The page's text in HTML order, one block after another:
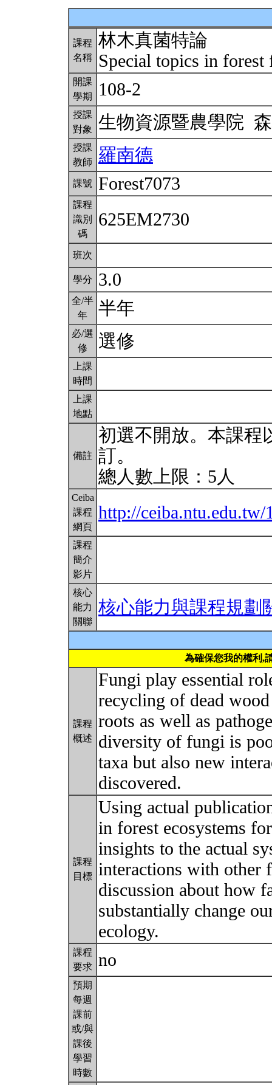
課程
名稱
林木真菌特論
Special topics in
開課
學期
108-2
授課
對象
生物資源暨農學院
授課
教師
羅南德
課號 Forest7073
課程
識別
碼
625EM2730
班次
學分 3.0
全/半
年
半年
必/選
修
選修
上課
時間
上課
地點
備註
初選不開放。本課程
訂。
總人數上限：5人
Ceiba
課程
網頁
http://ceiba.ntu.edu.tw/
課程
簡介
影片
核心
能力
關聯
核心能力與課程規劃
為確保您我的權利,
課程
概述
Fungi play essential
recycling of dead
roots as well as
diversity of fungi is
taxa but also new
discovered.
課程
目標
Using actual
in forest ecosystems
insights to the actual
interactions with other
discussion about how
substantially change
ecology.
課程
要求 no
預期
每週
課前
或/與
課後
學習
時數